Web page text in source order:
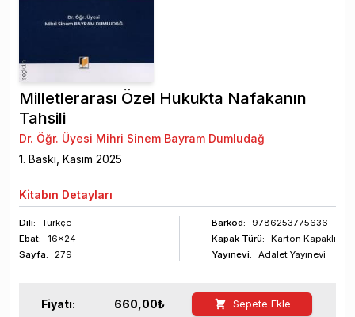
Milletlerarası Özel Hukukta Nafakanın
Tahsili
Dr. Öğr. Üyesi Mihri Sinem Bayram Dumludağ
1. Baskı, Kasım 2025
Kitabın Detayları
Dili:
Türkçe
Ebat:
16x24
Sayfa: 279
Barkod:
9786253775636
Kapak Türü:
Karton Kapaklı
Yayınevi:
Adalet Yayınevi
Fiyatı: 660,00₺ Sepete Ekle